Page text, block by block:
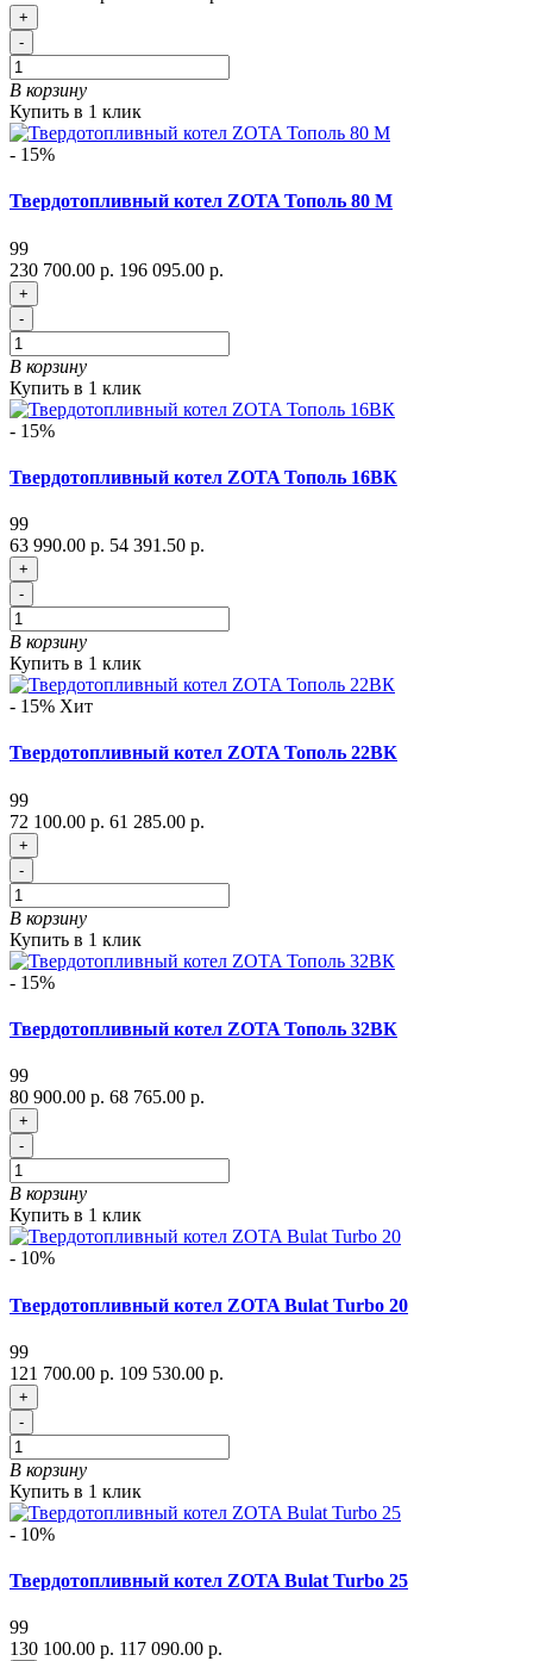
+
-
В корзину
Купить в 1 клик
- 15%
Твердотопливный котел ZOTA Тополь 80 М
99
230 700.00 р. 196 095.00 р.
+
-
В корзину
Купить в 1 клик
- 15%
Твердотопливный котел ZOTA Тополь 16ВК
99
63 990.00 р. 54 391.50 р.
+
-
В корзину
Купить в 1 клик
- 15% Хит
Твердотопливный котел ZOTA Тополь 22ВК
99
72 100.00 р. 61 285.00 р.
+
-
В корзину
Купить в 1 клик
- 15%
Твердотопливный котел ZOTA Тополь 32ВК
99
80 900.00 р. 68 765.00 р.
+
-
В корзину
Купить в 1 клик
- 10%
Твердотопливный котел ZOTA Bulat Turbo 20
99
121 700.00 р. 109 530.00 р.
+
-
В корзину
Купить в 1 клик
- 10%
Твердотопливный котел ZOTA Bulat Turbo 25
99
130 100.00 р. 117 090.00 р.